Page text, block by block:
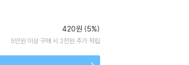
420원 (5%)
5만원 이상 구매 시 2천원 추가 적립